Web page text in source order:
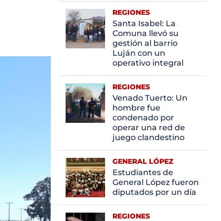
REGIONES
Santa Isabel: La
Comuna llevó su
gestión al barrio
Luján con un
operativo integral
REGIONES
Venado Tuerto: Un
hombre fue
condenado por
operar una red de
juego clandestino
GENERAL LÓPEZ
Estudiantes de
General López fueron
diputados por un día
REGIONES